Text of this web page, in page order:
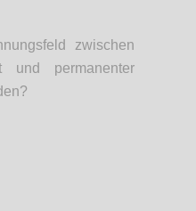
zwischen
und permanenter